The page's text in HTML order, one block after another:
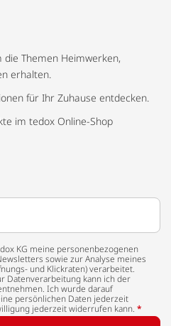
die Themen Heimwerken,
erhalten.
für Ihr Zuhause entdecken.
im tedox Online-Shop
KG meine personenbezogenen
sowie zur Analyse meines
und Klickraten) verarbeitet.
Datenverarbeitung kann ich der
Ich wurde darauf
persönlichen Daten jederzeit
jederzeit widerrufen kann. *